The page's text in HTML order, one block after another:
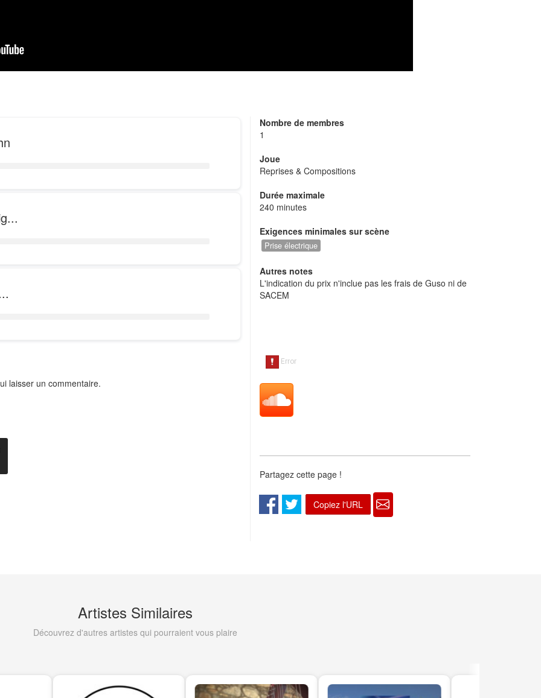
laisser un commentaire.
Nombre de membres
1
Joue
Reprises & Compositions
Durée maximale
240 minutes
Exigences minimales sur scène
Prise électrique
Autres notes
L'indication du prix n'inclue pas les frais de Guso ni de
SACEM
Partagez cette page !
Copiez l'URL
Artistes Similaires
Découvrez d'autres artistes qui pourraient vous plaire